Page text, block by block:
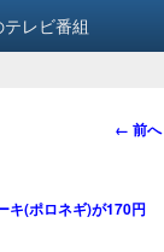
レビ番組
画
ビ
← 前へ
キ(ポロネギ)が170円